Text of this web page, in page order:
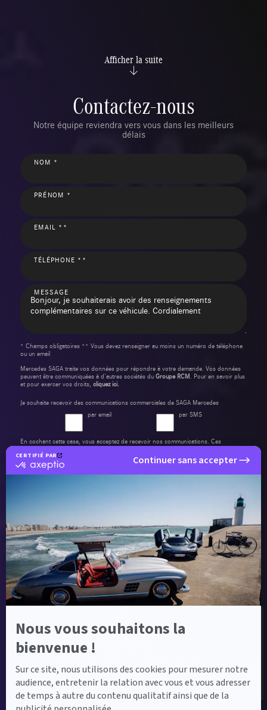
CERTIFIÉ PAR
certifié
sur
Axeptio
Continuer sans accepter
Nous vous souhaitons la
bienvenue !
Sur ce site, nous utilisons des cookies pour mesurer notre
audience, entretenir la relation avec vous et vous adresser
de temps à autre du contenu qualitatif ainsi que de la
Afficher la suite
Contactez-nous
Notre équipe reviendra vers vous dans les meilleurs
délais
NOM *
PRÉNOM *
EMAIL **
TÉLÉPHONE **
MESSAGE
* Champs obligatoires ** Vous devez renseigner au moins un numéro de téléphone
ou un email
Mercedes SAGA traite vos données pour répondre à votre demande. Vos données
peuvent être communiquées à d’autres sociétés du Groupe RCM. Pour en savoir plus
et pour exercer vos droits, cliquez ici.
Je souhaite recevoir des communications commerciales de SAGA Mercedes
par email
par SMS
En cochant cette case, vous acceptez de recevoir nos communications. Ces
communications intègrent des pixels de suivi pour l'analyse du taux d'ouverture à des
fins de délivrabilité et pour mesurer et optimiser les campagnes conformément à
notrepolitique de confidentialité
Envoyer ma demande
Label Certified et Garanties
Le label Mercedes-Benz Certified vous propose
des voitures d’occasion de haute qualité.